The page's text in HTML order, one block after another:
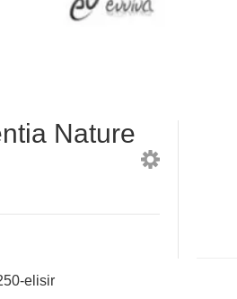
Nature
elisir